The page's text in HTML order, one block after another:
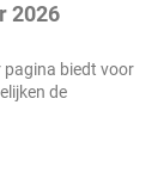
2026
pagina biedt voor
de